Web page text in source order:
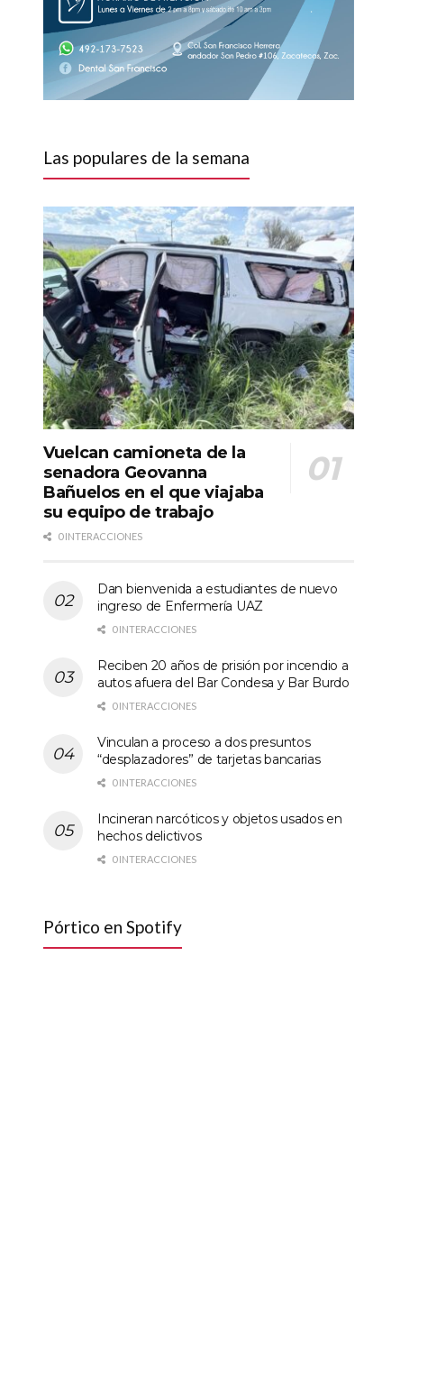
Las populares de la semana
Vuelcan camioneta de la
senadora Geovanna
Bañuelos en el que viajaba
su equipo de trabajo
0 INTERACCIONES
Dan bienvenida a estudiantes de nuevo
ingreso de Enfermería UAZ
0 INTERACCIONES
Reciben 20 años de prisión por incendio a
autos afuera del Bar Condesa y Bar Burdo
0 INTERACCIONES
Vinculan a proceso a dos presuntos
“desplazadores” de tarjetas bancarias
0 INTERACCIONES
Incineran narcóticos y objetos usados en
hechos delictivos
0 INTERACCIONES
Pórtico en Spotify